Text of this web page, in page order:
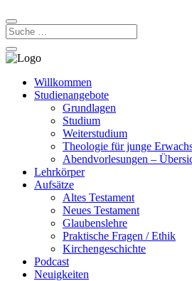
Willkommen
Studienangebote
Grundlagen
Studium
Weiterstudium
Theologie für junge
Abendvorlesungen –
Lehrkörper
Aufsätze
Altes Testament
Neues Testament
Glaubenslehre
Praktische Fragen / Ethik
Kirchengeschichte
Podcast
Neuigkeiten